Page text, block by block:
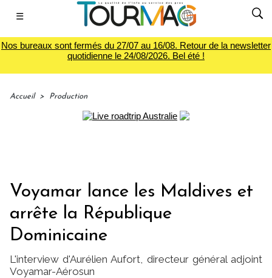
☰
Nos bureaux sont fermés du 27/07 au 16/08. Retour de la newsletter
quotidienne le 24/08/2026. Bel été !
Accueil > Production
Voyamar lance les Maldives et
arrête la République
Dominicaine
L'interview d'Aurélien Aufort, directeur général adjoint
Voyamar-Aérosun